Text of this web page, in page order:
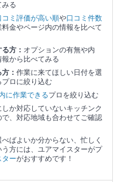
る
コミ評価が高い順や口コミ件数
金やページ内の情報を比べて
方： オプションの有無や内
から比べてみる
： 作業に来てほしい日付を選
ロに絞り込む
に作業できるプロを絞り込む
か対応していないキッチンク
、対応地域も合わせてご確認
ばよいか分からない、忙しく
方には、ユアマイスターがプ
ターがおすすめです！